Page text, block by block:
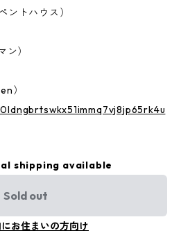
ントハウス）
）
）
shipping available
Sold out
お住まいの方向け